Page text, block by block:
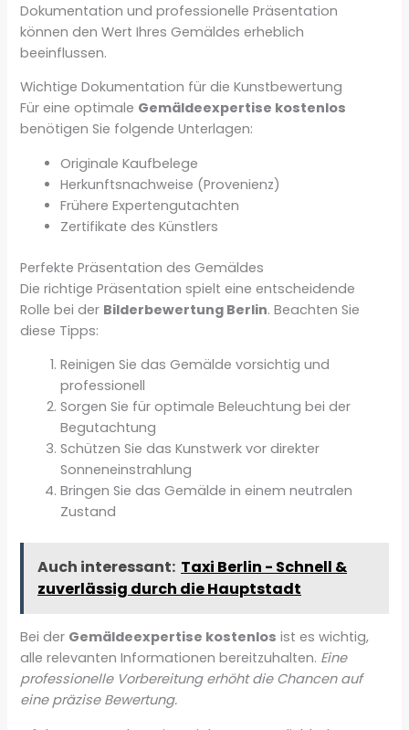
Dokumentation und professionelle Präsentation
können den Wert Ihres Gemäldes erheblich
beeinflussen.
Wichtige Dokumentation für die Kunstbewertung
Für eine optimale Gemäldeexpertise kostenlos
benötigen Sie folgende Unterlagen:
Originale Kaufbelege
Herkunftsnachweise (Provenienz)
Frühere Expertengutachten
Zertifikate des Künstlers
Perfekte Präsentation des Gemäldes
Die richtige Präsentation spielt eine entscheidende
Rolle bei der Bilderbewertung Berlin. Beachten Sie
diese Tipps:
Reinigen Sie das Gemälde vorsichtig und
professionell
Sorgen Sie für optimale Beleuchtung bei der
Begutachtung
Schützen Sie das Kunstwerk vor direkter
Sonneneinstrahlung
Bringen Sie das Gemälde in einem neutralen
Zustand
Auch interessant: Taxi Berlin - Schnell &
zuverlässig durch die Hauptstadt
Bei der Gemäldeexpertise kostenlos ist es wichtig,
alle relevanten Informationen bereitzuhalten. Eine
professionelle Vorbereitung erhöht die Chancen auf
eine präzise Bewertung.